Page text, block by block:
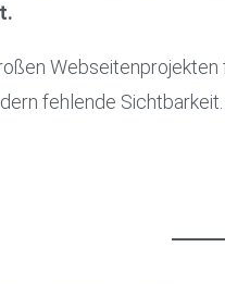
fehlende Sichtbarkeit.